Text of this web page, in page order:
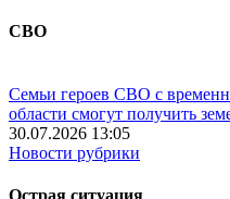
СВО
Семьи героев СВО с
области смогут получить
30.07.2026 13:05
Новости рубрики
Острая ситуация